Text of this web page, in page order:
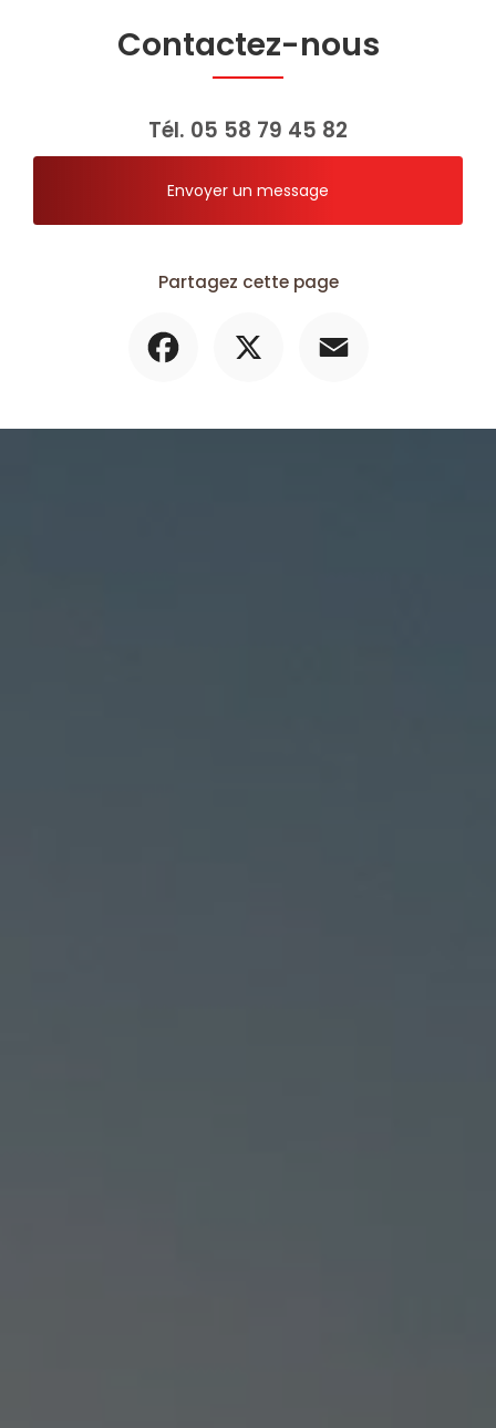
Contactez-nous
Tél. 05 58 79 45 82
Envoyer un message
Partagez cette page